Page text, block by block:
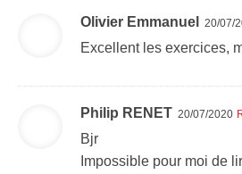
Olivier Emmanuel 20/07/
Excellent les exercices,
Philip RENET 20/07/2020
Bjr
Impossible pour moi de